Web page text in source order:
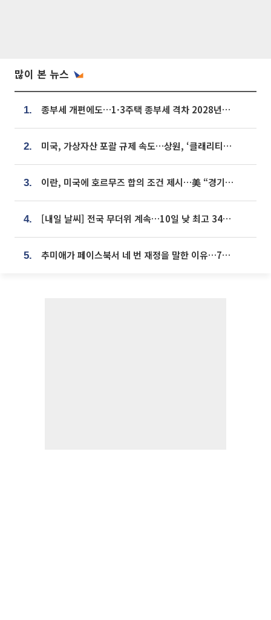
많이 본 뉴스
1. 종부세 개편에도…1·3주택 종부세 격차 2028년부터 확대
2. 미국, 가상자산 포괄 규제 속도…상원, ‘클래리티법’ 9월 절차투표 추진
3. 이란, 미국에 호르무즈 합의 조건 제시…美 “경기 아직 안 끝나” [종합]
4. [내일 날씨] 전국 무더위 계속…10일 낮 최고 34도 육박
5. 추미애가 페이스북서 네 번 재정을 말한 이유…7700억 추경 열쇠는 도의회에